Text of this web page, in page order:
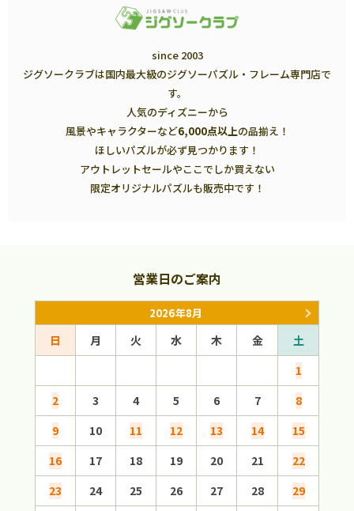
since 2003
ジグソークラブは国内最大級のジグソーパズル・フレーム専門店で
す。
人気のディズニーから
風景やキャラクターなど6,000点以上の品揃え！
ほしいパズルが必ず見つかります！
アウトレットセールやここでしか買えない
限定オリジナルパズルも販売中です！
営業日のご案内
2026年8月
日 月 火 水 木 金
土
1
2
3 4 5 6 7
8
9
10 11 12 13 14
15
16
17 18 19 20 21
22
23
24 25 26 27 28
29